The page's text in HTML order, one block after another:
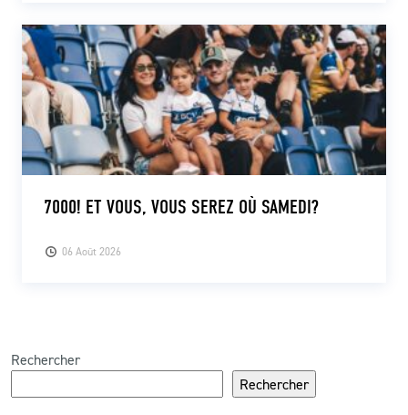
06 Août 2026
7000! ET VOUS, VOUS SEREZ OÙ SAMEDI?
Rechercher
Rechercher